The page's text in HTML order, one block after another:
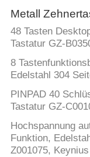
ÜBER
UNS
FABRIK-
AUSFLUG
Metall
48 Tasten
Tastatur GZ-
8
Edelstahl 304
PINPAD 40
Tastatur GZ-
Hochspannung
Funktion,
Z001075,